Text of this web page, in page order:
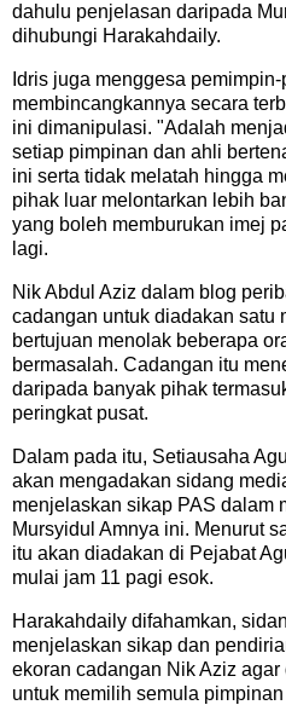
dahulu penjelasan daripada
dihubungi Harakahdaily.
Idris juga menggesa
membincangkannya secara
ini dimanipulasi. "Adalah
setiap pimpinan dan ahli
ini serta tidak melatah hingga
pihak luar melontarkan lebih
yang boleh memburukan imej
lagi.
Nik Abdul Aziz dalam blog
cadangan untuk diadakan satu
bertujuan menolak beberapa
bermasalah. Cadangan itu
daripada banyak pihak
peringkat pusat.
Dalam pada itu, Setiausaha
akan mengadakan sidang
menjelaskan sikap PAS dalam
Mursyidul Amnya ini. Menurut
itu akan diadakan di Pejabat
mulai jam 11 pagi esok.
Harakahdaily difahamkan,
menjelaskan sikap dan
ekoran cadangan Nik Aziz
untuk memilih semula